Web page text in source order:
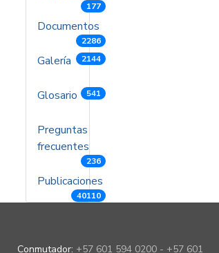
177
Documentos
2286
Galería 2144
Glosario 541
Preguntas
frecuentes
236
Publicaciones
40110
Conmutador: +57 601 594 0200 - +57 601